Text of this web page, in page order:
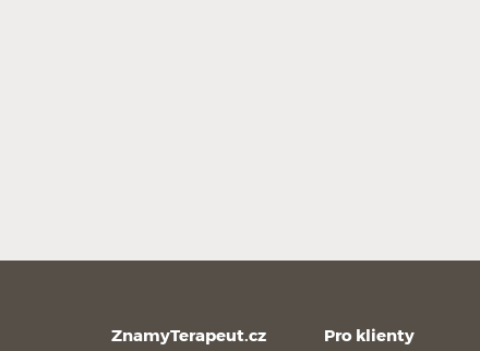
ZnamyTerapeut.cz Pro klienty